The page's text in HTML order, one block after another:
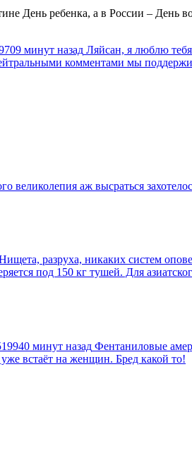
День ребенка, а в России – День
минут назад Ляйсан, я люблю тебя
комментами мы
великолепия аж высраться
разруха, никаких систем
под 150 кг тушей. Для
минут назад Фентаниловые
встаёт на женщин. Бред какой то!